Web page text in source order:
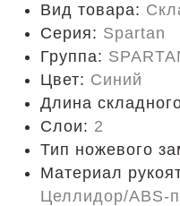
Вид товара:
Серия: Spartan
Группа:
Цвет: Синий
Длина
Слои: 2
Тип ножевого
Материал
Целлидор/ABS-